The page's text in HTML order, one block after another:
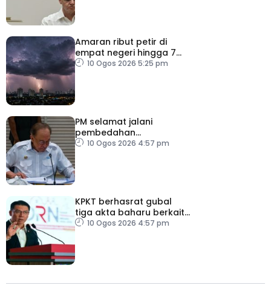
Amaran ribut petir di
empat negeri hingga 7
malam
10 Ogos 2026 5:25 pm
PM selamat jalani
pembedahan
laparoskopi rawat hernia
10 Ogos 2026 4:57 pm
KPKT berhasrat gubal
tiga akta baharu berkait
perumahan
10 Ogos 2026 4:57 pm